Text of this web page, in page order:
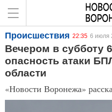
Происшествия 22:35 6 июля
Вечером в субботу
опасность атаки
области
«Новости Воронежа»